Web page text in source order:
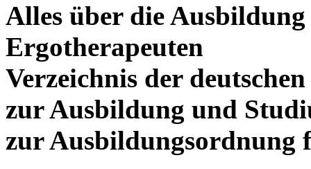
Alles über die
Ergotherapeuten
Verzeichnis der
zur Ausbildung und
zur Ausbildungsordnung